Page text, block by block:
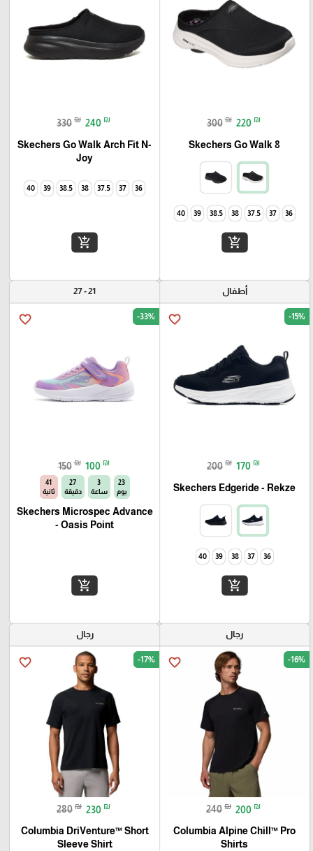
300 ₪ 220 ₪
Skechers Go Walk 8
36
37
37.5
38
38.5
39
40
add_shopping_cart
330 ₪ 240 ₪
Skechers Go Walk Arch Fit N-
Joy
36
37
37.5
38
38.5
39
40
add_shopping_cart
أطفال
favorite_border -15%
200 ₪ 170 ₪
Skechers Edgeride - Rekze‏
36
37
38
39
40
add_shopping_cart
21 - 27
favorite_border -33%
150 ₪ 100 ₪
23
يوم
3
ساعة
27
دقيقة
39
ثانية
Skechers Microspec Advance
- Oasis Point
add_shopping_cart
رجال
favorite_border -16%
240 ₪ 200 ₪
Columbia Alpine Chill™ Pro
Shirts
رجال
favorite_border -17%
280 ₪ 230 ₪
Columbia DriVenture™ Short
Sleeve Shirt